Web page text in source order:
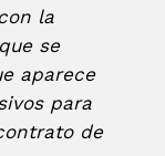
la
se
aparece
para
de